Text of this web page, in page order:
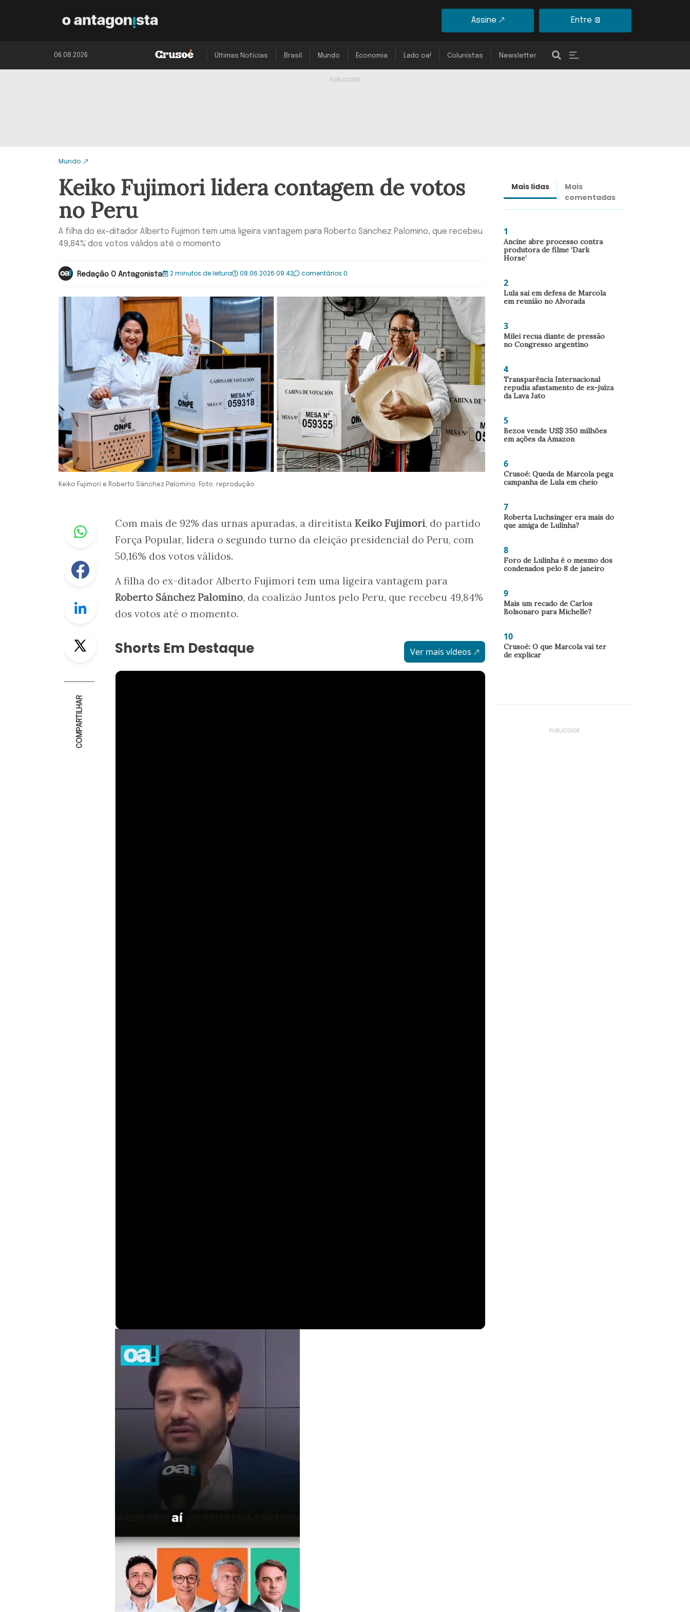
Assine Entre
06.08.2026 Últimas Notícias Brasil Mundo Economia Lado oa! Colunistas Newsletter
Mundo
Keiko Fujimori lidera contagem de votos
no Peru
A filha do ex-ditador Alberto Fujimori tem uma ligeira vantagem para Roberto Sánchez Palomino, que recebeu
49,84% dos votos válidos até o momento
Redação O Antagonista 2 minutos de leitura 08.06.2026 09:42 comentários 0
Keiko Fujimori e Roberto Sánchez Palomino. Foto: reprodução
Whastapp
Facebook
Linkedin
COMPARTILHAR
Com mais de 92% das urnas apuradas, a direitista Keiko Fujimori, do partido
Força Popular, lidera o segundo turno da eleição presidencial do Peru, com
50,16% dos votos válidos.
A filha do ex-ditador Alberto Fujimori tem uma ligeira vantagem para
Roberto Sánchez Palomino, da coalizão Juntos pelo Peru, que recebeu 49,84%
dos votos até o momento.
Shorts Em Destaque Ver mais vídeos
Mais lidas
Mais
comentadas
1
Ancine abre processo contra
produtora de filme ‘Dark
Horse’
2
Lula sai em defesa de Marcola
em reunião no Alvorada
3
Milei recua diante de pressão
no Congresso argentino
4
Transparência Internacional
repudia afastamento de ex-juíza
da Lava Jato
5
Bezos vende US$ 350 milhões
em ações da Amazon
6
Crusoé: Queda de Marcola pega
campanha de Lula em cheio
7
Roberta Luchsinger era mais do
que amiga de Lulinha?
8
Foro de Lulinha é o mesmo dos
condenados pelo 8 de janeiro
9
Mais um recado de Carlos
Bolsonaro para Michelle?
10
Crusoé: O que Marcola vai ter
de explicar